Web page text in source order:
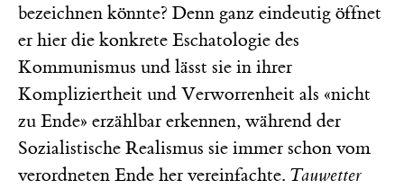
bezeichnen könnte? Denn ganz eindeutig öffnet
er hier die konkrete Eschatologie des
Kommunismus und lässt sie in ihrer
Kompliziertheit und Verworrenheit als «nicht
zu Ende» erzählbar erkennen, während der
Sozialistische Realismus sie immer schon vom
verordneten Ende her vereinfachte. Tauwetter